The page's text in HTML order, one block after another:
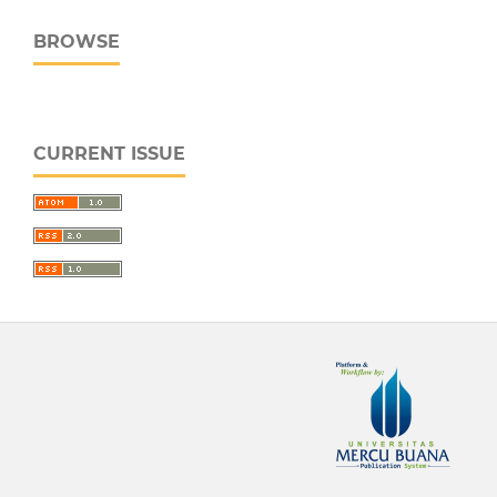
BROWSE
CURRENT ISSUE